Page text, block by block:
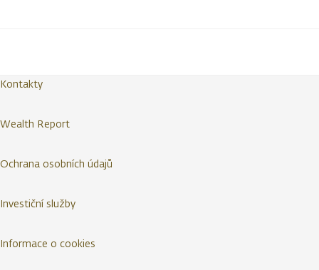
Kontakty
Wealth Report
Ochrana osobních údajů
Investiční služby
Informace o cookies